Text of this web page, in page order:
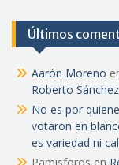
Últimos
Aarón Moreno
Roberto
No es por
votaron en
es variedad ni